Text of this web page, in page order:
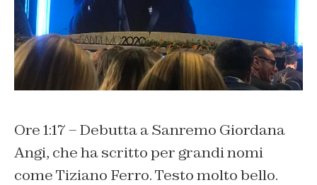
Ore 1:17 – Debutta a Sanremo Giordana
Angi, che ha scritto per grandi nomi
come Tiziano Ferro. Testo molto bello.